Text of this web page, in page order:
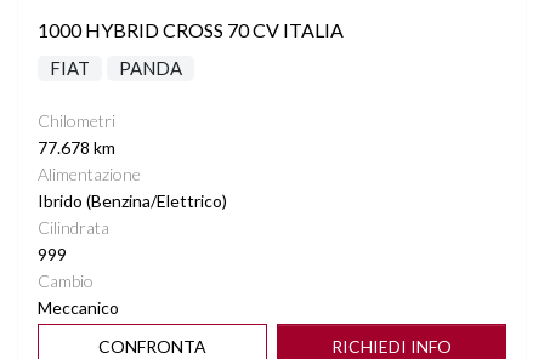
1000 HYBRID CROSS 70 CV ITALIA
FIAT PANDA
Chilometri
77.678 km
Alimentazione
Ibrido (Benzina/Elettrico)
Cilindrata
999
Cambio
Meccanico
CONFRONTA
RICHIEDI INFO